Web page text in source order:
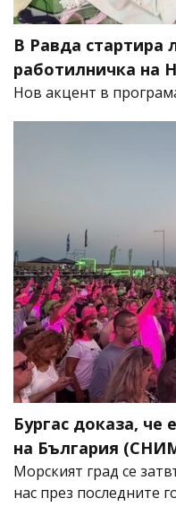
В Равда стартира
работилничка на
Нов акцент в
Бургас доказа, че
на България
Морският град се
нас през последните